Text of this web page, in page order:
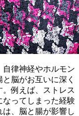
律神経やホルモン
脳がお互いに深く
例えば、ストレス
ってしまった経験
、脳と腸が影響し